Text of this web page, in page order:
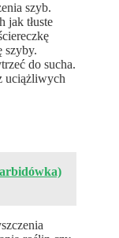
szyb.
jak tłuste
szyby.
do sucha.
uciążliwych